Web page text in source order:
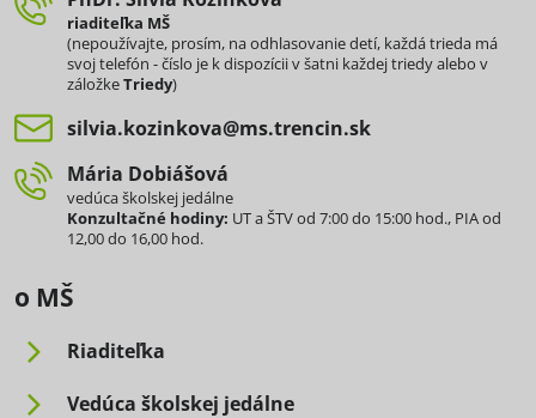
riaditeľka MŠ
(nepoužívajte, prosím, na odhlasovanie detí, každá trieda má
svoj telefón - číslo je k dispozícii v šatni každej triedy alebo v
záložkeTriedy)
silvia​.kozinkova​@ms​.trencin​.sk
Mária Dobiášová
vedúca školskej jedálne
Konzultačné hodiny: UT a ŠTV od 7:00 do 15:00 hod., PIA od
12,00 do 16,00 hod.
o MŠ
Riaditeľka
Vedúca školskej jedálne